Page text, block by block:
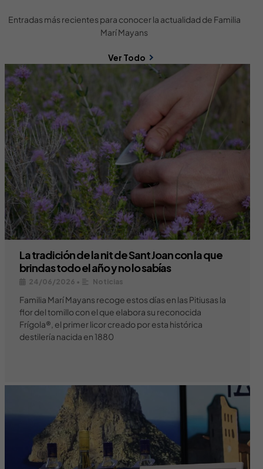
Entradas más recientes para conocer la actualidad de Familia
Marí Mayans
Ver Todo
La tradición de la nit de Sant Joan con la que
brindas todo el año y no lo sabías
24/06/2026 • Noticias
Familia Marí Mayans recoge estos días en las Pitiusas la
flor del tomillo con el que elabora su reconocida
Frígola®, el primer licor creado por esta histórica
destilería nacida en 1880